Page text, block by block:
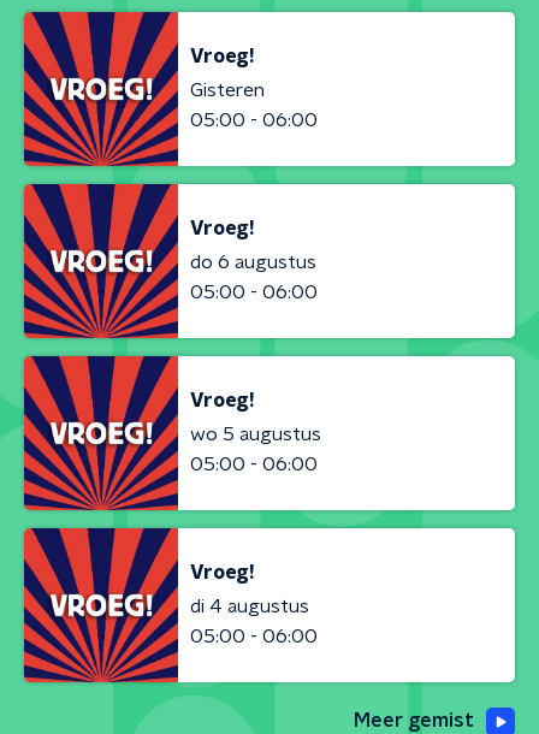
Vroeg!
Gisteren
05:00 - 06:00
Vroeg!
do 6 augustus
05:00 - 06:00
Vroeg!
wo 5 augustus
05:00 - 06:00
Vroeg!
di 4 augustus
05:00 - 06:00
Meer gemist